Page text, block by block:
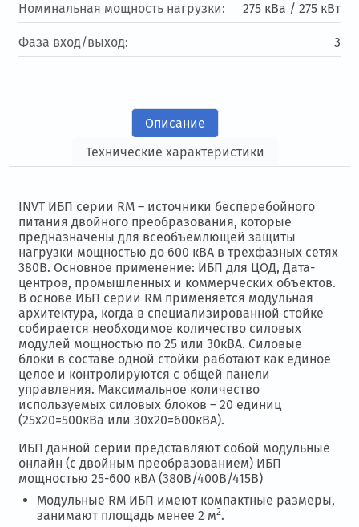
Номинальная мощность нагрузки: 275 кВа / 275 кВт
Фаза вход/выход: 3
Описание
Технические характеристики
INVT ИБП серии RM – источники бесперебойного
питания двойного преобразования, которые
предназначены для всеобъемлющей защиты
нагрузки мощностью до 600 кВА в трехфазных сетях
380В. Основное применение: ИБП для ЦОД, Дата-
центров, промышленных и коммерческих объектов.
В основе ИБП серии RM применяется модульная
архитектура, когда в специализированной стойке
собирается необходимое количество силовых
модулей мощностью по 25 или 30кВА. Силовые
блоки в составе одной стойки работают как единое
целое и контролируются с общей панели
управления. Максимальное количество
используемых силовых блоков – 20 единиц
(25х20=500кВа или 30х20=600кВА).
ИБП данной серии представляют собой модульные
онлайн (с двойным преобразованием) ИБП
мощностью 25-600 кВА (380В/400В/415В)
Модульные RM ИБП имеют компактные размеры,
занимают площадь менее 2 м2.